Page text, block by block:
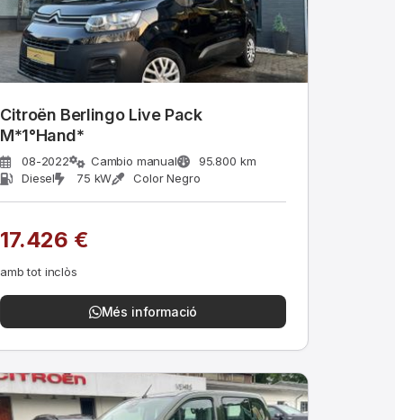
Citroën Berlingo Live Pack
M*1°Hand*
08-2022 Cambio manual
95.800 km
Diesel
75 kW Color Negro
17.426 €
amb tot inclòs
Més informació